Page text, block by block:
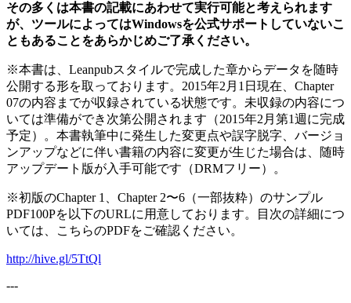
その多くは本書の記載にあわせて実行可能と考えられます
が、ツールによってはWindowsを公式サポートしていないこ
ともあることをあらかじめご了承ください。
※本書は、Leanpubスタイルで完成した章からデータを随時
公開する形を取っております。2015年2月1日現在、Chapter
07の内容までが収録されている状態です。未収録の内容につ
いては準備ができ次第公開されます（2015年2月第1週に完成
予定）。本書執筆中に発生した変更点や誤字脱字、バージョ
ンアップなどに伴い書籍の内容に変更が生じた場合は、随時
アップデート版が入手可能です（DRMフリー）。
※初版のChapter 1、Chapter 2〜6（一部抜粋）のサンプル
PDF100Pを以下のURLに用意しております。目次の詳細につ
いては、こちらのPDFをご確認ください。
http://hive.gl/5TtQl
---